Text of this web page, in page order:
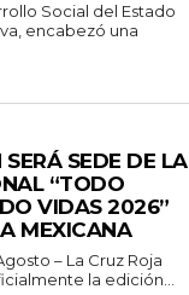
Social del Estado
encabezó una
SEDE DE LA
“TODO
VIDAS 2026”
MEXICANA
– La Cruz Roja
la edición...